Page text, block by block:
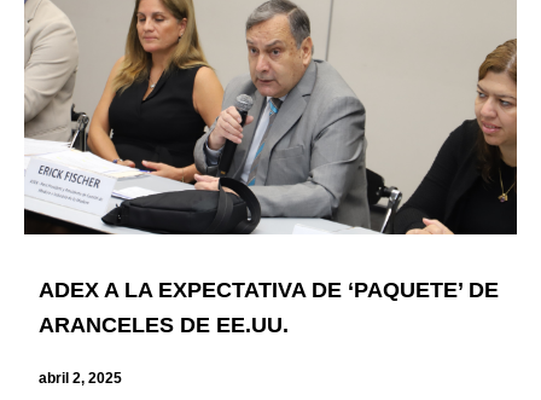
ADEX A LA EXPECTATIVA DE ‘PAQUETE’ DE
ARANCELES DE EE.UU.
abril 2, 2025